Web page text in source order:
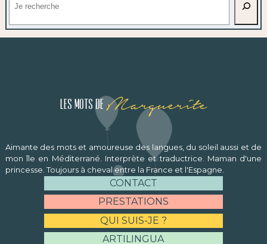
Les mots de Marguerite
Aimante des mots et amoureuse des langues, du soleil aussi et de
mon île en Méditerrané. Interprète et traductrice. Maman d'une
princesse. Toujours à cheval entre la France et l'Espagne.
CONTACT
PRESTATIONS
QUI SUIS-JE ?
ARTILINGUA